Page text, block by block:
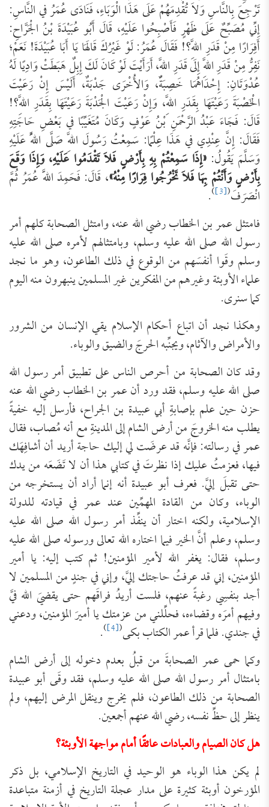
تَرْجِعَ بِالنَّاسِ وَلاَ تُقْدِمَهُمْ عَلَى هَذَا الْوَبَاءِ، فَنَادَى عُمَرُ في النَّاسِ:
إِنِّي مُصَبِّحٌ عَلَى ظَهْرٍ فَأَصْبِحُوا عَلَيْهِ، قَالَ أَبُو عُبَيْدَةَ بْنُ الْجَرَّاحِ:
أَفِرَارًا مِنْ قَدَرِ اللَّهِ؟! فَقَالَ عُمَرُ: لَوْ غَيْرُكَ قَالَهَا يَا أَبَا عُبَيْدَةَ! نَعَمْ؛
نَفِرُّ مِنْ قَدَرِ اللَّهِ إِلَى قَدَرِ اللَّهِ، أَرَأَيْتَ لَوْ كَانَ لَكَ إِبِلٌ هَبَطَتْ وَادِيًا لَهُ
عُدْوَتَانِ: إِحْدَاهُمَا خَصِبَةٌ، وَالأُخْرَى جَدْبَةٌ، أَلَيْسَ إِنْ رَعَيْتَ
الْخَصْبَةَ رَعَيْتَهَا بِقَدَرِ اللَّهِ، وَإِنْ رَعَيْتَ الْجَدْبَةَ رَعَيْتَهَا بِقَدَرِ اللَّهِ؟!
قَالَ: فَجَاءَ عَبْدُ الرَّحْمَنِ بْنُ عَوْفٍ وَكَانَ مُتَغَيِّبًا في بَعْضِ حَاجَتِهِ
فَقَالَ: إِنَّ عِنْدِي في هَذَا عِلْمًا: سَمِعْتُ رَسُولَ اللَّهِ صَلَّى اللَّهُ عَلَيْهِ
وَسَلَّمَ يَقُولُ:«إِذَا سَمِعْتُمْ بِهِ بِأَرْضٍ فَلاَ تَقْدَمُوا عَلَيْهِ، وَإِذَا وَقَعَ
بِأَرْضٍ وَأَنْتُمْ بِهَا فَلاَ تَخْرُجُوا فِرَارًا مِنْهُ»، قَالَ: فَحَمِدَ اللَّهَ عُمَرُ ثُمَّ
انْصَرَفَ(
[3]
)
.
فامتثل عمر بن الخطاب رضي الله عنه، وامتثل الصحابة كلهم أمر
رسول الله صلى الله عليه وسلم، وبامتثالهم لأمره صلى الله عليه
وسلم وقَوا أنفسَهم من الوقوع في ذلك الطاعون، وهو ما نجد
علماء الأوبئة وغيرهم من المفكرين غير المسلمين ينبهرون منه اليوم
كما سنرى.
وهكذا نجد أن اتباع أحكام الإسلام يقي الإنسان من الشرور
والأمراض والآثام، ويجنِّبه الحرجَ والضيق والوباء.
وقد كان الصحابة من أحرص الناس على تطبيق أمر رسول الله
صلى الله عليه وسلم، فقد ورد أن عمر بن الخطاب رضي الله عنه
حزن حين علم بإصابةِ أبي عبيدة بن الجراح، فأرسل إليه خفيةً
يطلب منه الخروجَ من أرض الشام إلى المدينةِ مع أنه مُصاب، فقال
عمر في رسالته: فإنَّه قد عرضَت لي إليك حاجة أريد أن أشافِهَك
فيها، فعزمتُ عليك إذا نظرتَ في كتابي هذا أن لا تَضَعَه من يدك
حتى تقبلَ إليَّ. فعرف أبو عبيدة أنه إنما أراد أن يستخرجه من
الوباء، وكان من القادة المهمِّين عند عمر في قيادته للدولة
الإسلامية، ولكنه اختار أن ينفِّذ أمر رسول الله صلى الله عليه
وسلم، وعلم أنَّ الخير فيما اختاره الله تعالى ورسوله صلى الله عليه
وسلم، فقال: يغفر الله لأمير المؤمنين! ثم كتب إليه: يا أمير
المؤمنين، إني قد عرفتُ حاجتك إليَّ، وإني في جندٍ من المسلمين لا
أجد بنفسِي رغبةً عنهم، فلست أريدُ فراقَهم حتى يقضيَ الله فيَّ
وفيهم أمرَه وقضاءه، فحلِّلني من عزمتك يا أميرَ المؤمنين، ودعني
في جندي. فلما قرأ عمر الكتاب بكى(
[4]
)
.
وكما حمى عمر الصحابةَ من قبلُ بعدم دخوله إلى أرض الشام
بامتثال أمر رسول الله صلى الله عليه وسلم، فقد وقَى أبو عبيدة
الصحابة من ذلك الطاعون، فلم يخرج وينقل المرض إليهم، ولم
ينظر إلى حظِّ نفسه، رضي الله عنهم أجمعين.
هل كان الصيام والعبادات عائقًا أمام مواجهة الأوبئة؟
لم يكن هذا الوباء هو الوحيد في التاريخ الإسلامي، بل ذكر
المؤرخون أوبئة كثيرة على مدار عجلة التاريخ في أزمنة متباعدة